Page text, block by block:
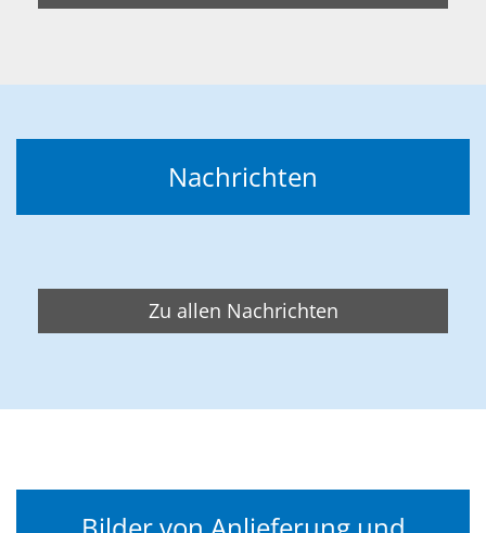
Nachrichten
Zu allen Nachrichten